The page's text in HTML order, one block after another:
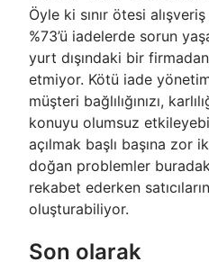
Öyle ki sınır ötesi
%73’ü iadelerde sorun
yurt dışındaki bir
etmiyor. Kötü iade
müşteri bağlılığınızı,
konuyu olumsuz
açılmak başlı başına zor
doğan problemler
rekabet ederken
oluşturabiliyor.
Son olarak